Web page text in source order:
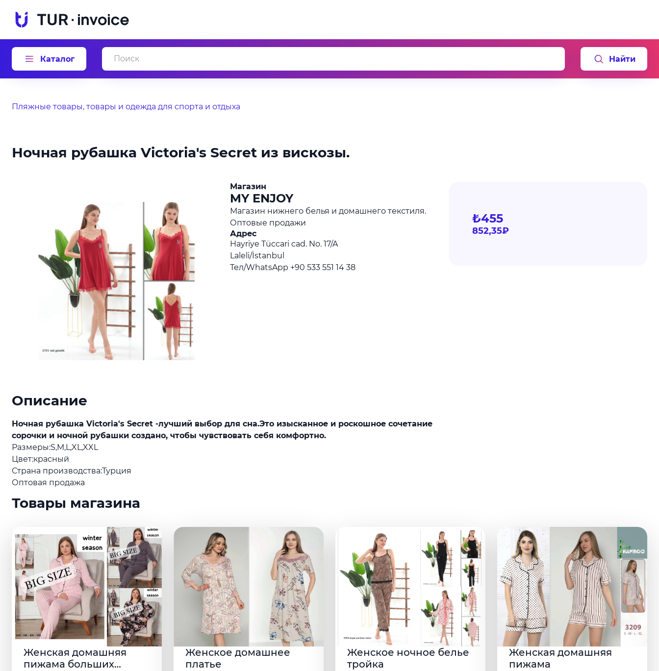
Каталог Найти
Пляжные товары, товары и одежда для спорта и отдыха
Ночная рубашка Victoria's Secret из вискозы.
Магазин
MY ENJOY
Магазин нижнего белья и домашнего текстиля.
Оптовые продажи
Адрес
Hayriye Tüccari cad. No. 17/A
Laleli/İstanbul
Тел/WhatsApp +90 533 551 14 38
₺455
852,35₽
Описание
Ночная рубашка Victoria's Secret -лучший выбор для сна.Это изысканное и роскошное сочетание
сорочки и ночной рубашки создано, чтобы чувствовать себя комфортно.
Размеры:S,M,L,XL,XXL
Цвет:красный
Страна производства:Турция
Оптовая продажа
Товары магазина
Женская домашняя
пижама больших
Женское домашнее
платье
Женское ночное белье
тройка
Женская домашняя
пижама